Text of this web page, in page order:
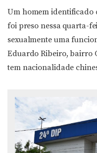
Um homem identificado
foi preso nessa quarta-
sexualmente uma
Eduardo Ribeiro, bairro
tem nacionalidade